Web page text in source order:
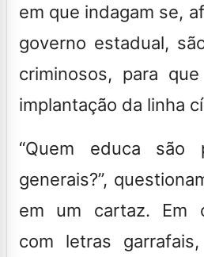
em que indagam se,
governo estadual,
criminosos, para
implantação da linha
“Quem educa são
generais?”,
em um cartaz. Em
com letras